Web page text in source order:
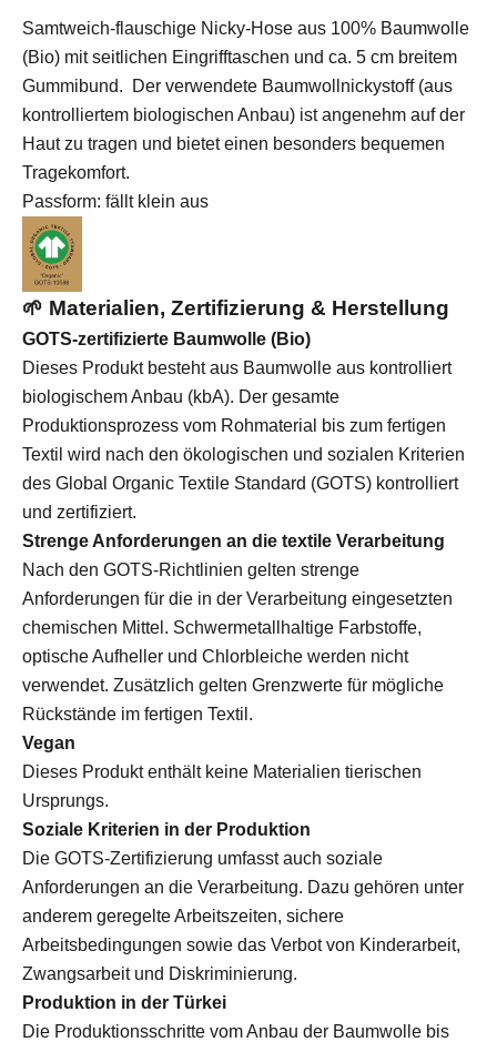
Samtweich-flauschige Nicky-Hose aus 100% Baumwolle
(Bio) mit seitlichen Eingrifftaschen und ca. 5 cm breitem
Gummibund. Der verwendete Baumwollnickystoff (aus
kontrolliertem biologischen Anbau) ist angenehm auf der
Haut zu tragen und bietet einen besonders bequemen
Tragekomfort.
Passform: fällt klein aus
🌱 Materialien, Zertifizierung & Herstellung
GOTS-zertifizierte Baumwolle (Bio)
Dieses Produkt besteht aus Baumwolle aus kontrolliert
biologischem Anbau (kbA). Der gesamte
Produktionsprozess vom Rohmaterial bis zum fertigen
Textil wird nach den ökologischen und sozialen Kriterien
des Global Organic Textile Standard (GOTS) kontrolliert
und zertifiziert.
Strenge Anforderungen an die textile Verarbeitung
Nach den GOTS-Richtlinien gelten strenge
Anforderungen für die in der Verarbeitung eingesetzten
chemischen Mittel. Schwermetallhaltige Farbstoffe,
optische Aufheller und Chlorbleiche werden nicht
verwendet. Zusätzlich gelten Grenzwerte für mögliche
Rückstände im fertigen Textil.
Vegan
Dieses Produkt enthält keine Materialien tierischen
Ursprungs.
Soziale Kriterien in der Produktion
Die GOTS-Zertifizierung umfasst auch soziale
Anforderungen an die Verarbeitung. Dazu gehören unter
anderem geregelte Arbeitszeiten, sichere
Arbeitsbedingungen sowie das Verbot von Kinderarbeit,
Zwangsarbeit und Diskriminierung.
Produktion in der Türkei
Die Produktionsschritte vom Anbau der Baumwolle bis